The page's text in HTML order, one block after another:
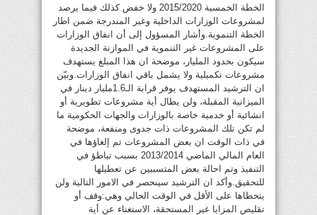
الخطة الخمسية 2015/2020 ولا خفض كذلك فيما يرصد
لمشروعات الوزارات الداخلية وغير المندرجة ضمن اطار
الخطة التنموية.وأشار المسؤول إلى أن انفاق الوزارات
على المشروعات غير التنموية في الموازنة الجديدة
سيكون بحدود المليار، موضحة ان هذا المبلغ يستهدف
مشروعات تكميلية ولا يشمل باقي انفاق الوزارات.وبيّن
ان الترشيد المستهدف يوفر قرابة الـ1.6مليار دينار في
الميزانية المقبلة، ولن يطال أية مشروعات تطويرية أو
انشائية أو خدمية خاصة بالوزارات والجهات الحكومية ما
لم تكن تلك المشروعات ذات جدوى ومنفعة، موضحة
في ذات الوقت ان بعض المشروعات تم إلغاؤها في
العام المالي الماضي 2013/2014 بسبب تباطؤ في
التنفيذ وتم احالة بعض المتسببين عن تعطيلها
للتحقيق.وأكد ان الترشيد سينحصر في الامور التالية ولن
يتخطاها على الأقل في الوقت الحالي وهي:وقف أو
تقليص المزايا غير المستحقة، الاستغناء عن أية